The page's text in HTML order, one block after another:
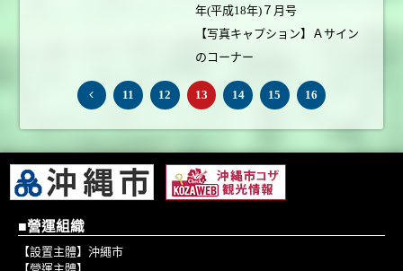
年(平成18年)７月号
【写真キャプション】Ａサイン
のコーナー
11 12 13 14 15 16
■營運組織
【設置主體】沖繩市